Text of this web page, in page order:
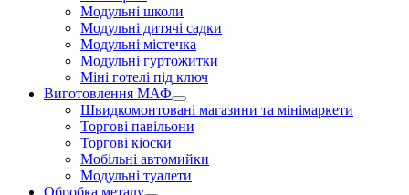
Модульні школи
Модульні дитячі садки
Модульні містечка
Модульні гуртожитки
Міні готелі під ключ
Виготовлення МАФ
Швидкомонтовані магазини та мінімаркети
Торгові павільони
Торгові кіоски
Мобільні автомийки
Модульні туалети
Обробка металу